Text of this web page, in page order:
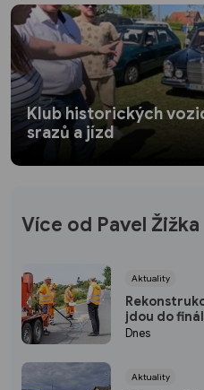
Klub historických
srazů a jízd
Více od Pavel Žižka
Aktuality
jdou do
milionů do
Dnes
Aktuality